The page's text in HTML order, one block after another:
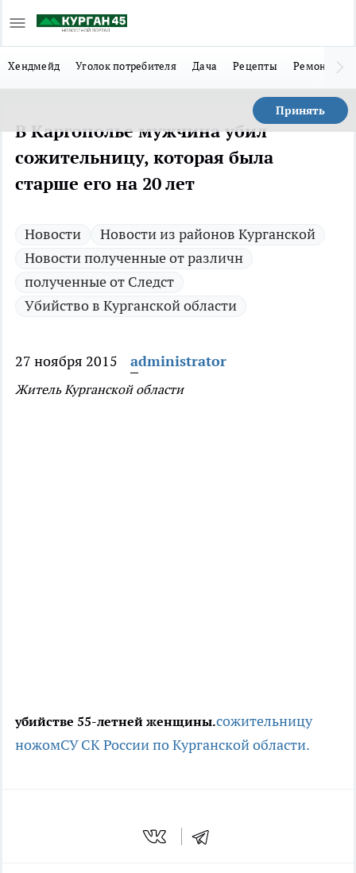
Хендмейд Уголок потребителя Дача Рецепты Ремонт
Принять
В Каргополье мужчина убил
сожительницу, которая была
старше его на 20 лет
Новости
Новости из районов Курганской
Новости полученные от различн
полученные от Следст
Убийство в Курганской области
27 ноября 2015 administrator
Житель Курганской области
убийстве 55-летней женщины.сожительницу
ножомСУ СК России по Курганской области.